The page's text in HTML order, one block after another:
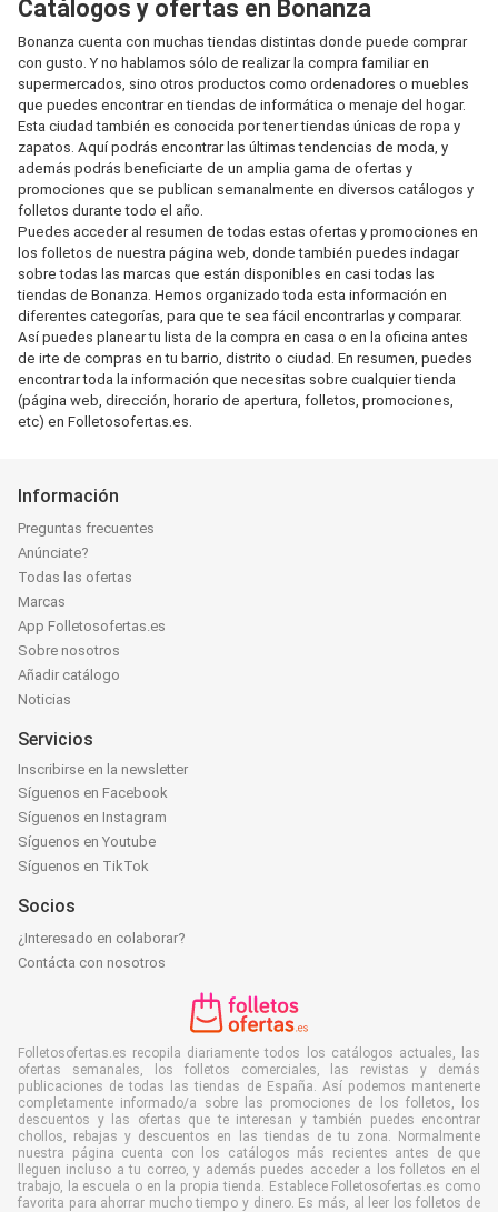
Catálogos y ofertas en Bonanza
Bonanza cuenta con muchas tiendas distintas donde puede comprar
con gusto. Y no hablamos sólo de realizar la compra familiar en
supermercados, sino otros productos como ordenadores o muebles
que puedes encontrar en tiendas de informática o menaje del hogar.
Esta ciudad también es conocida por tener tiendas únicas de ropa y
zapatos. Aquí podrás encontrar las últimas tendencias de moda, y
además podrás beneficiarte de un amplia gama de ofertas y
promociones que se publican semanalmente en diversos catálogos y
folletos durante todo el año.
Puedes acceder al resumen de todas estas ofertas y promociones en
los folletos de nuestra página web, donde también puedes indagar
sobre todas las marcas que están disponibles en casi todas las
tiendas de Bonanza. Hemos organizado toda esta información en
diferentes categorías, para que te sea fácil encontrarlas y comparar.
Así puedes planear tu lista de la compra en casa o en la oficina antes
de irte de compras en tu barrio, distrito o ciudad. En resumen, puedes
encontrar toda la información que necesitas sobre cualquier tienda
(página web, dirección, horario de apertura, folletos, promociones,
etc) en Folletosofertas.es.
Información
Preguntas frecuentes
Anúnciate?
Todas las ofertas
Marcas
App Folletosofertas.es
Sobre nosotros
Añadir catálogo
Noticias
Servicios
Inscribirse en la newsletter
Síguenos en Facebook
Síguenos en Instagram
Síguenos en Youtube
Síguenos en TikTok
Socios
¿Interesado en colaborar?
Contácta con nosotros
Folletosofertas.es recopila diariamente todos los catálogos actuales, las
ofertas semanales, los folletos comerciales, las revistas y demás
publicaciones de todas las tiendas de España. Así podemos mantenerte
completamente informado/a sobre las promociones de los folletos, los
descuentos y las ofertas que te interesan y también puedes encontrar
chollos, rebajas y descuentos en las tiendas de tu zona. Normalmente
nuestra página cuenta con los catálogos más recientes antes de que
lleguen incluso a tu correo, y además puedes acceder a los folletos en el
trabajo, la escuela o en la propia tienda. Establece Folletosofertas.es como
favorita para ahorrar mucho tiempo y dinero. Es más, al leer los folletos de